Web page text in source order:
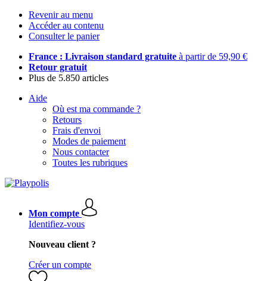
Revenir au menu
Accéder au contenu
Consulter le panier
France : Livraison standard gratuite à partir de 59,90 €
Retour gratuit
Plus de 5.850 articles
Aide
Où est ma commande ?
Retours
Frais d'envoi
Modes de paiement
Nous contacter
Toutes les rubriques
Mon compte
Identifiez-vous
Nouveau client ?
Créer un compte